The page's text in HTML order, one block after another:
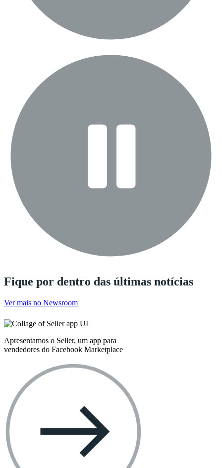
Fique por dentro das últimas notícias
Ver mais no Newsroom
Apresentamos o Seller, um app para
vendedores do Facebook Marketplace